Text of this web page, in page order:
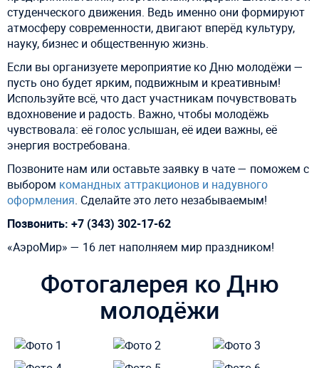
студенческого движения. Ведь именно они формируют
атмосферу современности, двигают вперёд культуру,
науку, бизнес и общественную жизнь.
Если вы организуете мероприятие ко Дню молодёжи —
пусть оно будет ярким, подвижным и креативным!
Используйте всё, что даст участникам почувствовать
вдохновение и радость. Важно, чтобы молодёжь
чувствовала: её голос услышан, её идеи важны, её
энергия востребована.
Позвоните нам или оставьте заявку в чате — поможем с
выбором командных аттракционов и надувного
оформления. Сделайте это лето незабываемым!
Позвонить: +7 (343) 302-17-62
«АэроМир» — 16 лет наполняем мир праздником!
Фотогалерея ко Дню
молодёжи